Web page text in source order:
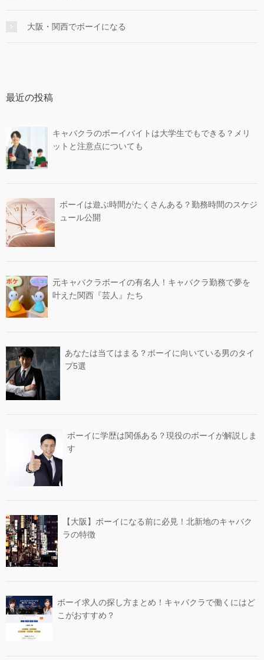
大阪・関西でボーイになる
最近の投稿
キャバクラのボーイバイトは大学生でもできる？メリ
ットと注意点についても
ボーイは遊ぶ時間がたくさんある？勤務時間のスケジ
ュール公開
元キャバクラボーイの有名人！キャバクラ勤務で夢を
叶えた関西『芸人』たち
あなたは当てはまる？ボーイに向いている男のタイ
プ5選
ボーイに学歴は関係ある？現役のボーイが解説しま
す
【大阪】ボーイになる前に必見！北新地のキャバク
ラの特徴
ボーイ求人の探し方まとめ！キャバクラで働くにはど
こがおすすめ？